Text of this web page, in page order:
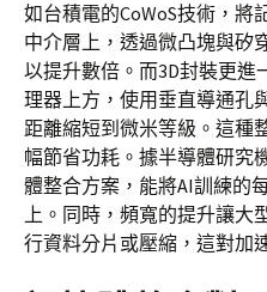
如台積電的CoWoS技術，將
中介層上，透過微凸塊與矽
以提升數倍。而3D封裝更進
理器上方，使用垂直導通孔
距離縮短到微米等級。這種
幅節省功耗。據半導體研究
體整合方案，能將AI訓練的
上。同時，頻寬的提升讓大
行資料分片或壓縮，這對加